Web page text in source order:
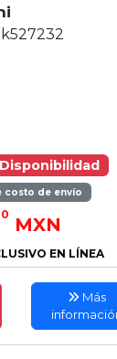
costo de envío
MXN
EN LÍNEA
Más